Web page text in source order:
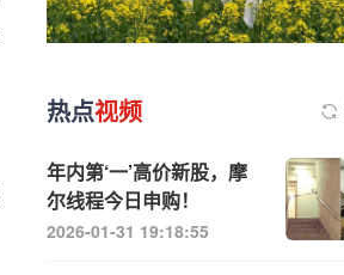
热点视频
年内第‘一’高价新股，摩
尔线程今日申购！
2026-01-31 19:18:55